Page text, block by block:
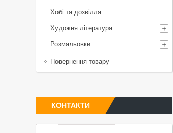
Хобі та дозвілля
Художня література
Розмальовки
Повернення товару
КОНТАКТИ